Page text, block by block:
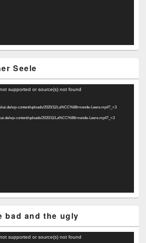
Seele
supported or source(s) not found
wp-content/uploads/2020/11/La%CC%88rmende-Leere.mp4?_=3
wp-content/uploads/2020/11/La%CC%88rmende-Leere.mp4?_=3
bad and the ugly
supported or source(s) not found